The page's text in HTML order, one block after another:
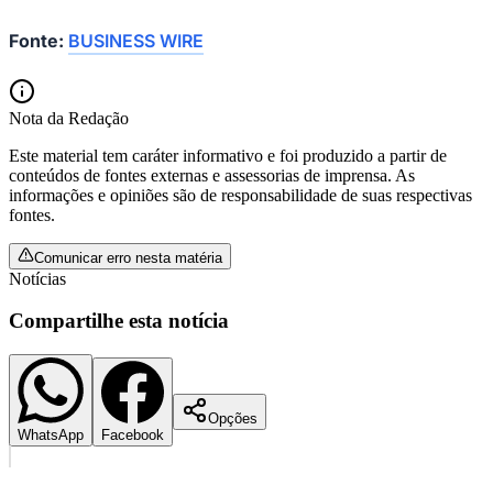
Corinthians
Fonte: BUSINESS WIRE
Nota da Redação
Este material tem caráter informativo e foi produzido a partir de
conteúdos de fontes externas e assessorias de imprensa. As
informações e opiniões são de responsabilidade de suas respectivas
fontes.
Comunicar erro nesta matéria
Notícias
Compartilhe esta notícia
WhatsApp Facebook
Opções